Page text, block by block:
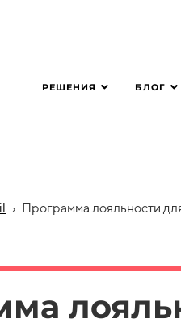
РЕШЕНИЯ БЛОГ
› Программа лояльности